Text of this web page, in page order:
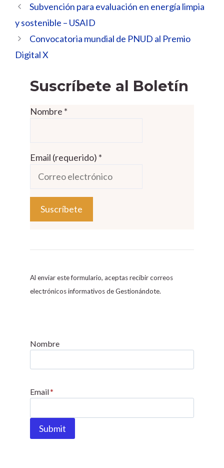
Subvención para evaluación en energía limpia
y sostenible – USAID
Convocatoria mundial de PNUD al Premio
Digital X
Suscríbete al Boletín
Nombre *
Email (requerido) *
o
s
t
C
n
a
U
Al enviar este formulario, aceptas recibir correos
electrónicos informativos de Gestionándote.
Nombre
Email*
Submit